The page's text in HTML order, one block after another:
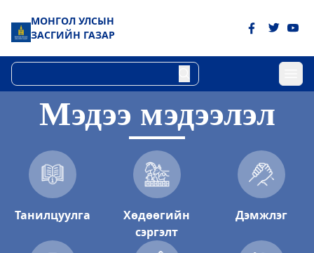
МОНГОЛ УЛСЫН
ЗАСГИЙН ГАЗАР
Мэдээ мэдээлэл
Танилцуулга
Хөдөөгийн
сэргэлт
Дэмжлэг